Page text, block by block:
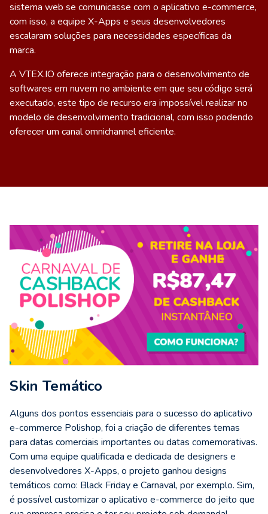
sistema web se comunicasse com o aplicativo e-commerce,
com isso, a equipe X-Apps e seus desenvolvedores
escalaram soluções para necessidades específicas da
marca.
A VTEX.IO oferece integração para o desenvolvimento de
softwares em nuvem no ambiente em que seu código será
executado, este tipo de recurso era impossível realizar no
modelo de desenvolvimento tradicional, com isso podendo
oferecer um canal omnichannel eficiente.
Skin Temático
Alguns dos pontos essenciais para o sucesso do aplicativo
e-commerce Polishop, foi a criação de diferentes temas
para datas comerciais importantes ou datas comemorativas.
Com uma equipe qualificada e dedicada de designers e
desenvolvedores X-Apps, o projeto ganhou designs
temáticos como: Black Friday e Carnaval, por exemplo. Sim,
é possível customizar o aplicativo e-commerce do jeito que